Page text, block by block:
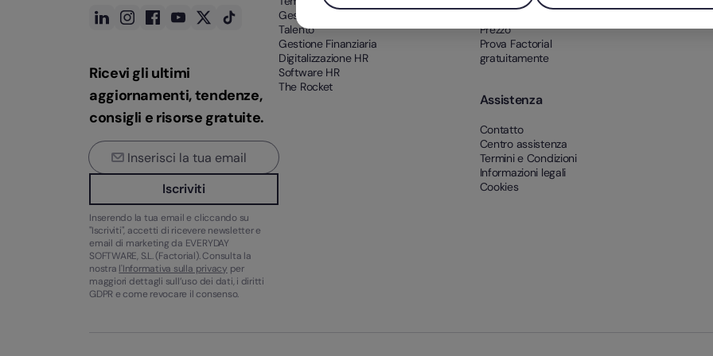
Ricevi gli ultimi
aggiornamenti, tendenze,
consigli e risorse gratuite.
Iscriviti
Inserendo la tua email e cliccando su
"Iscriviti", accetti di ricevere newsletter e
email di marketing da EVERYDAY
SOFTWARE, S.L. (Factorial). Consulta la
nostra l'Informativa sulla privacy per
maggiori dettagli sull’uso dei dati, i diritti
GDPR e come revocare il consenso.
Gestione del
Talento
Gestione Finanziaria
Digitalizzazione HR
Software HR
The Rocket
Prezzo
Prova Factorial
gratuitamente
Assistenza
Contatto
Centro assistenza
Termini e Condizioni
Informazioni legali
Cookies